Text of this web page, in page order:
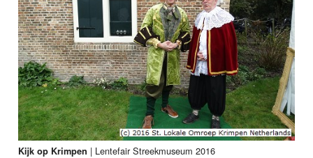
Kijk op Krimpen | Lentefair Streekmuseum 2016